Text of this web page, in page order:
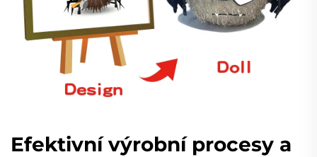
Efektivní výrobní procesy a